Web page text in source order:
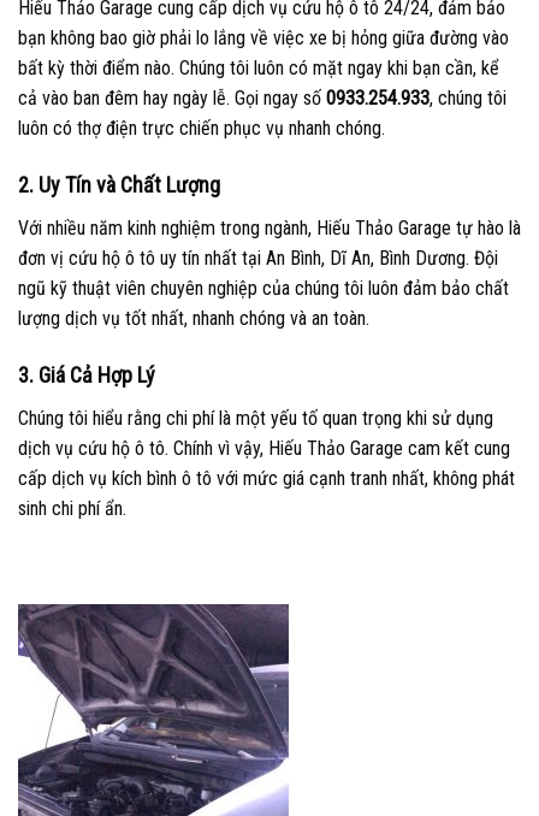
Hiếu Thảo Garage cung cấp dịch vụ cứu hộ ô tô 24/24, đảm bảo
bạn không bao giờ phải lo lắng về việc xe bị hỏng giữa đường vào
bất kỳ thời điểm nào. Chúng tôi luôn có mặt ngay khi bạn cần, kể
cả vào ban đêm hay ngày lễ. Gọi ngay số 0933.254.933, chúng tôi
luôn có thợ điện trực chiến phục vụ nhanh chóng.
2. Uy Tín và Chất Lượng
Với nhiều năm kinh nghiệm trong ngành, Hiếu Thảo Garage tự hào là
đơn vị cứu hộ ô tô uy tín nhất tại An Bình, Dĩ An, Bình Dương. Đội
ngũ kỹ thuật viên chuyên nghiệp của chúng tôi luôn đảm bảo chất
lượng dịch vụ tốt nhất, nhanh chóng và an toàn.
3. Giá Cả Hợp Lý
Chúng tôi hiểu rằng chi phí là một yếu tố quan trọng khi sử dụng
dịch vụ cứu hộ ô tô. Chính vì vậy, Hiếu Thảo Garage cam kết cung
cấp dịch vụ kích bình ô tô với mức giá cạnh tranh nhất, không phát
sinh chi phí ẩn.